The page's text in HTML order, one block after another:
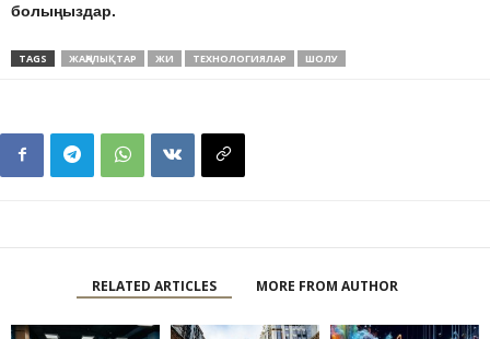
болыңыздар.
TAGS ЖАҢАЛЫҚТАР ЖИ ТЕХНОЛОГИЯЛАР ШОЛУ
RELATED ARTICLES MORE FROM AUTHOR